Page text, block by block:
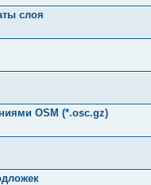
слоя
OSM (*.osc.gz)